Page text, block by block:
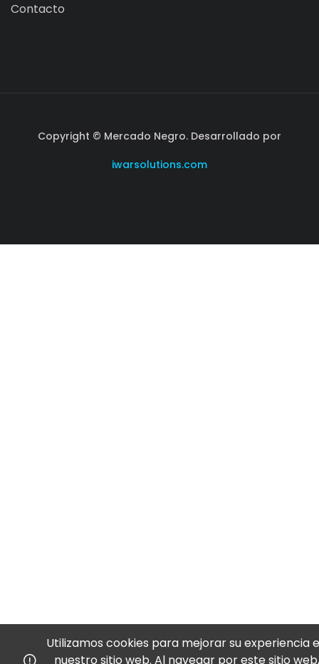
Contacto
Copyright © Mercado Negro. Desarrollado por
iwarsolutions.com
Utilizamos cookies para mejorar su experiencia
nuestro sitio web. Al navegar por este sitio web,